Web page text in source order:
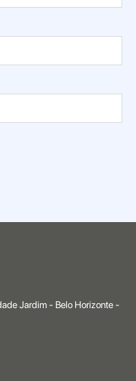
Jardim - Belo Horizonte -